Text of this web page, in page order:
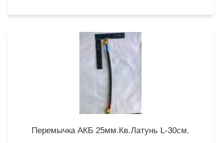
Перемычка АКБ 25мм.кв.латунь L-30см.